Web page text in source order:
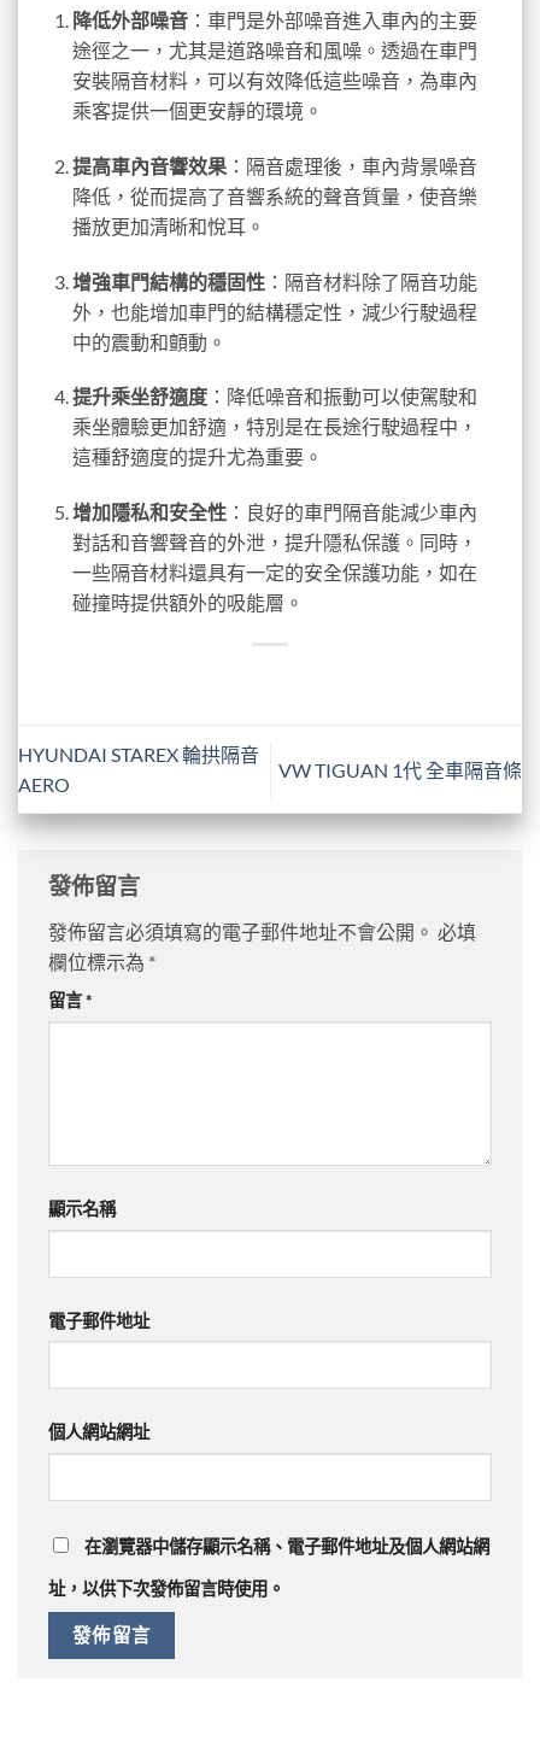
降低外部噪音：車門是外部噪音進入車內的主要
途徑之一，尤其是道路噪音和風噪。透過在車門
安裝隔音材料，可以有效降低這些噪音，為車內
乘客提供一個更安靜的環境。
提高車內音響效果：隔音處理後，車內背景噪音
降低，從而提高了音響系統的聲音質量，使音樂
播放更加清晰和悅耳。
增強車門結構的穩固性：隔音材料除了隔音功能
外，也能增加車門的結構穩定性，減少行駛過程
中的震動和顫動。
提升乘坐舒適度：降低噪音和振動可以使駕駛和
乘坐體驗更加舒適，特別是在長途行駛過程中，
這種舒適度的提升尤為重要。
增加隱私和安全性：良好的車門隔音能減少車內
對話和音響聲音的外泄，提升隱私保護。同時，
一些隔音材料還具有一定的安全保護功能，如在
碰撞時提供額外的吸能層。
HYUNDAI STAREX 輪拱隔音
AERO
VW TIGUAN 1代 全車隔音條
發佈留言
發佈留言必須填寫的電子郵件地址不會公開。 必填
欄位標示為 *
留言*
顯示名稱
電子郵件地址
個人網站網址
在瀏覽器中儲存顯示名稱、電子郵件地址及個人網站網
址，以供下次發佈留言時使用。